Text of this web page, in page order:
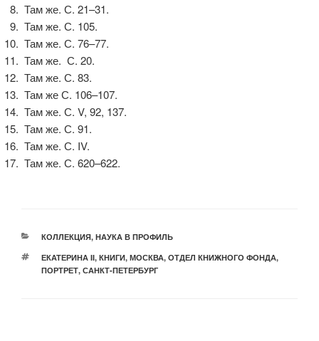
Там же. С. 21–31.
Там же. С. 105.
Там же. С. 76–77.
Там же. С. 20.
Там же. С. 83.
Там же С. 106–107.
Там же. С. V, 92, 137.
Там же. С. 91.
Там же. С. IV.
Там же. С. 620–622.
РУБРИКИ
КОЛЛЕКЦИЯ, НАУКА В ПРОФИЛЬ
МЕТКИ
ЕКАТЕРИНА II, КНИГИ, МОСКВА, ОТДЕЛ КНИЖНОГО ФОНДА,
ПОРТРЕТ, САНКТ-ПЕТЕРБУРГ